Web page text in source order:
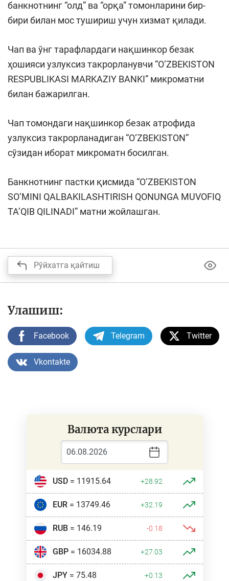
банкнотнинг “олд” ва “орқа” томонларини бир-
бири билан мос тушириш учун хизмат қилади.
Чап ва ўнг тарафлардаги нақшинкор безак
ҳошияси узлуксиз такрорланувчи “O‘ZBEKISTON
RESPUBLIKASI MARKAZIY BANKI” микроматни
билан бажарилган.
Чап томондаги нақшинкор безак атрофида
узлуксиз такрорланадиган “O‘ZBEKISTON”
сўзидан иборат микроматн босилган.
Банкнотнинг пастки қисмида “O‘ZBEKISTON
SO‘MINI QALBAKILASHTIRISH QONUNGA MUVOFIQ
TA’QIB QILINADI” матни жойлашган.
Рўйхатга қайтиш
Улашиш:
Facebook Telegram Twitter
Vkontakte
Валюта курслари
USD= 11915.64 +28.92
EUR= 13749.46 +32.19
RUB= 146.19 -0.18
GBP= 16034.88 +27.03
JPY= 75.48 +0.13